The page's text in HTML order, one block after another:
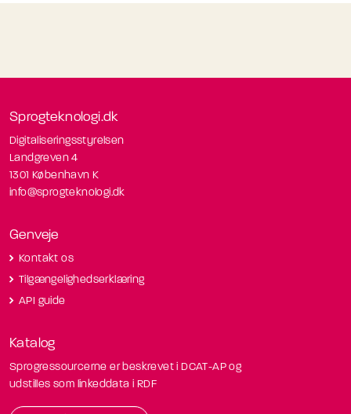
Sprogteknologi.dk
Digitaliseringsstyrelsen
Landgreven 4
1301 København K
info@sprogteknologi.dk
Genveje
Kontakt os
Tilgængelighedserklæring
API guide
Katalog
Sprogressourcerne er beskrevet i DCAT-AP og
udstilles som linkeddata i RDF